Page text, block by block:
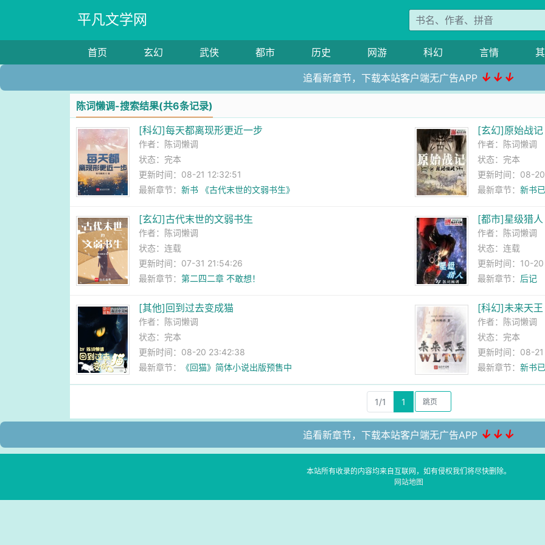
平凡文学网
首页 玄幻 武侠 都市 历史 网游 科幻 言情
追看新章节，下载本站客户端无广告APP ↓↓↓
陈词懒调-搜索结果(共6条记录)
[科幻]每天都离现形更近一步
作者： 陈词懒调
状态：完本
更新时间：08-21 12:32:51
最新章节：新书 《古代末世的文弱书生》
[玄幻]原始战记
作者：
陈词懒调
状态：完本
更新时间：08-
最新章节： 新书
[玄幻]古代末世的文弱书生
作者： 陈词懒调
状态：连载
更新时间：07-31 21:54:26
最新章节：第二四二章 不敢想！
[都市]星级猎人
作者：
陈词懒调
状态：连载
更新时间：10-
最新章节： 后记
[其他]回到过去变成猫
作者： 陈词懒调
状态：完本
更新时间：08-20 23:42:38
最新章节：
《回猫》简体小说出版预售中
[科幻]未来天王
作者：
陈词懒调
状态：完本
更新时间：08-21
最新章节： 新书
1/1 1
追看新章节，下载本站客户端无广告APP ↓↓↓
本站所有收录的内容均来自互联网，如有侵权我们将尽快删除。
网站地图